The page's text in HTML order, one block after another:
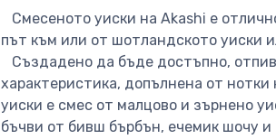
Смесеното уиски на Akashi е
път към или от шотландското уиски
Създадено да бъде достъпно,
характеристика, допълнена от
уиски е смес от малцово и зърнено
бъчви от бивш бърбън, ечемик шочу